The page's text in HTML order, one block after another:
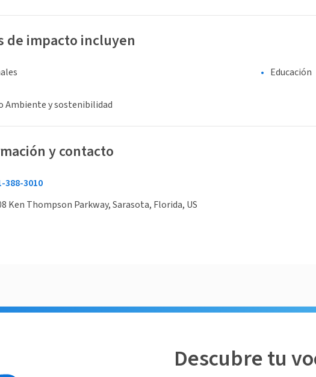
de impacto incluyen
Educación
Ambiente y sostenibilidad
y contacto
388-3010
Ken Thompson Parkway, Sarasota, Florida, US
Descubre tu